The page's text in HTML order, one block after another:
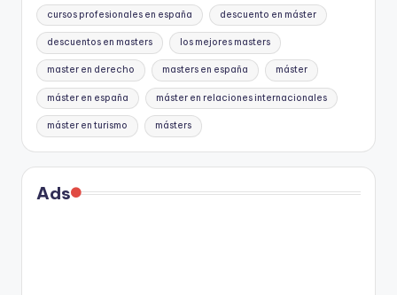
cursos profesionales en españa descuento en máster
descuentos en masters los mejores masters
master en derecho masters en españa máster
máster en españa máster en relaciones internacionales
máster en turismo másters
Ads